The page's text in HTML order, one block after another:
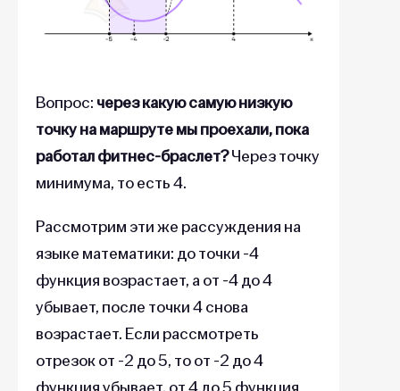
Вопрос: через какую самую низкую
точку на маршруте мы проехали, пока
работал фитнес-браслет?Через точку
минимума, то есть 4.
Рассмотрим эти же рассуждения на
языке математики: до точки -4
функция возрастает, а от -4 до 4
убывает, после точки 4 снова
возрастает. Если рассмотреть
отрезок от -2 до 5, то от -2 до 4
функция убывает, от 4 до 5 функция